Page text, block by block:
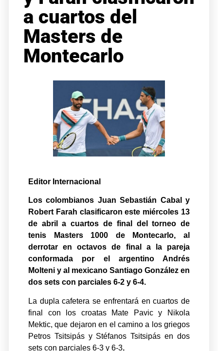
a cuartos del
Masters de
Montecarlo
Editor Internacional
Los colombianos Juan Sebastián Cabal y
Robert Farah clasificaron este miércoles 13
de abril a cuartos de final del torneo de
tenis Masters 1000 de Montecarlo, al
derrotar en octavos de final a la pareja
conformada por el argentino Andrés
Molteni y al mexicano Santiago González en
dos sets con parciales 6-2 y 6-4.
La dupla cafetera se enfrentará en cuartos de
final con los croatas Mate Pavic y Nikola
Mektic, que dejaron en el camino a los griegos
Petros Tsitsipás y Stéfanos Tsitsipás en dos
sets con parciales 6-3 y 6-3.